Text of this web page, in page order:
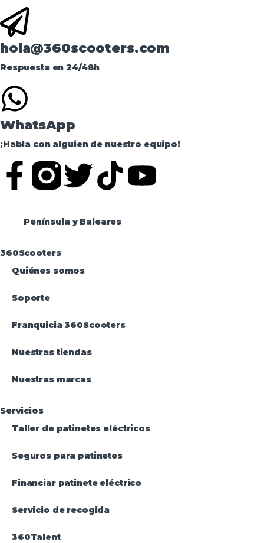
hola@360scooters.com
Respuesta en 24/48h
WhatsApp
¡Habla con alguien de nuestro equipo!
Península y Baleares
360Scooters
Quiénes somos
Soporte
Franquicia 360Scooters
Nuestras tiendas
Nuestras marcas
Servicios
Taller de patinetes eléctricos
Seguros para patinetes
Financiar patinete eléctrico
Servicio de recogida
360Talent